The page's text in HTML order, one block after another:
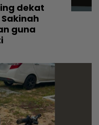
dekat
guna